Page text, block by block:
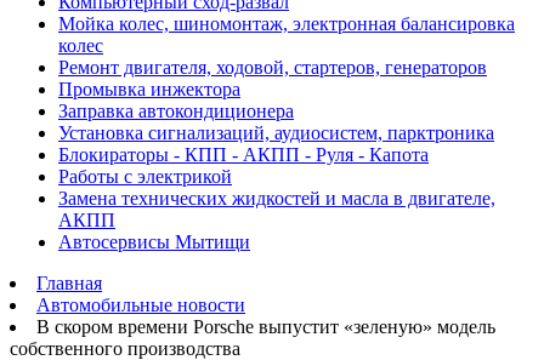
Мойка колес, шиномонтаж, электронная балансировка
колес
Ремонт двигателя, ходовой, стартеров, генераторов
Промывка инжектора
Заправка автокондиционера
Установка сигнализаций, аудиосистем, парктроника
Блокираторы - КПП - АКПП - Руля - Капота
Работы с электрикой
Замена технических жидкостей и масла в двигателе,
АКПП
Автосервисы Мытищи
Главная
Автомобильные новости
В скором времени Porsche выпустит «зеленую» модель
собственного производства